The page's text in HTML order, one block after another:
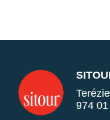
974